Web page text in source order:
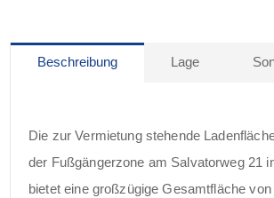
Beschreibung Lage
Die zur Vermietung stehende
der Fußgängerzone am Salvatorweg 21
bietet eine großzügige Gesamtfläche von